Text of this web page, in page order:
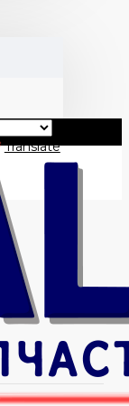
Translate